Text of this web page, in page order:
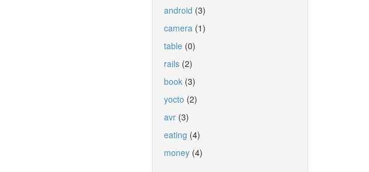
android (3)
camera(1)
table(0)
rails(2)
book(3)
yocto (2)
avr(3)
eating (4)
money(4)